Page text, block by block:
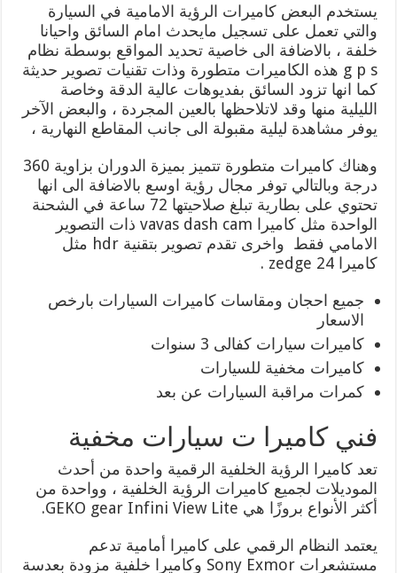
يستخدم البعض كاميرات الرؤية الامامية في السيارة
والتي تعمل على تسجيل مايحدث امام السائق واحيانا
خلفة ، بالاضافة الى خاصية تحديد المواقع بوسطة نظام
g p s هذه الكاميرات متطورة وذات تقنيات تصوير حديثة
كما انها تزود السائق بفديوهات عالية الدقة وخاصة
الليلية منها وقد لاتلاحظها بالعين المجردة ، والبعض الآخر
يوفر مشاهدة ليلية مقبولة الى جانب المقاطع النهارية ،
وهناك كاميرات متطورة تتميز بميزة الدوران بزاوية 360
درجة وبالتالي توفر مجال رؤية اوسع بالاضافة الى انها
تحتوي على بطارية تبلغ صلاحيتها 72 ساعة في الشحنة
الواحدة مثل كاميرا vavas dash cam ذات التصوير
الامامي فقط واخرى تقدم تصوير بتقنية hdr مثل
كاميرا zedge 24 .
جميع احجان ومقاسات كاميرات السيارات بارخص
الاسعار
كاميرات سيارات كفالى 3 سنوات
كاميرات مخفية للسيارات
كمرات مراقبة السيارات عن بعد
فني كاميرا ت سيارات مخفية
تعد كاميرا الرؤية الخلفية الرقمية واحدة من أحدث
الموديلات لجميع كاميرات الرؤية الخلفية ، وواحدة من
أكثر الأنواع بروزًا هي GEKO gear Infini View Lite.
يعتمد النظام الرقمي على كاميرا أمامية تدعم
مستشعرات Sony Exmor وكاميرا خلفية مزودة بعدسة